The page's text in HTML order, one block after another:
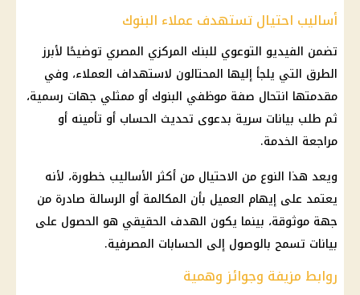
أساليب احتيال تستهدف عملاء البنوك
تضمن الفيديو التوعوي للبنك المركزي المصري توضيحًا لأبرز
الطرق التي يلجأ إليها المحتالون لاستهداف العملاء، وفي
مقدمتها انتحال صفة موظفي البنوك أو ممثلي جهات رسمية،
ثم طلب بيانات سرية بدعوى تحديث الحساب أو تأمينه أو
مراجعة الخدمة.
ويعد هذا النوع من الاحتيال من أكثر الأساليب خطورة، لأنه
يعتمد على إيهام العميل بأن المكالمة أو الرسالة صادرة من
جهة موثوقة، بينما يكون الهدف الحقيقي هو الحصول على
بيانات تسمح بالوصول إلى الحسابات المصرفية.
روابط مزيفة وجوائز وهمية